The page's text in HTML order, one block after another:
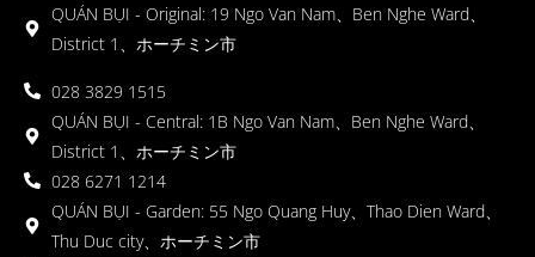
QUÁN BỤI - Original: 19 Ngo Van Nam、Ben Nghe Ward、
District 1、ホーチミン市
028 3829 1515
QUÁN BỤI - Central: 1B Ngo Van Nam、Ben Nghe Ward、
District 1、ホーチミン市
028 6271 1214
QUÁN BỤI - Garden: 55 Ngo Quang Huy、Thao Dien Ward、
Thu Duc city、ホーチミン市